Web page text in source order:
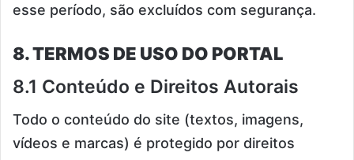
esse período, são excluídos com segurança.
8. TERMOS DE USO DO PORTAL
8.1 Conteúdo e Direitos Autorais
Todo o conteúdo do site (textos, imagens,
vídeos e marcas) é protegido por direitos